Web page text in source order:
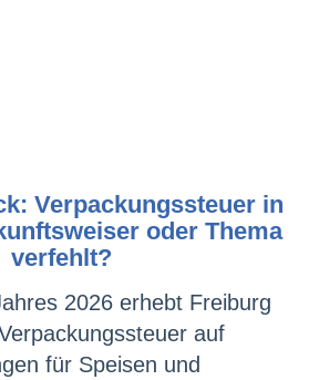
Verpackungssteuer in
oder Thema
verfehlt?
2026 erhebt Freiburg
auf
für Speisen und